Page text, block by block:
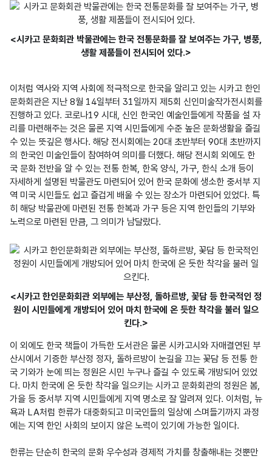
<시카고 문화회관 박물관에는 한국 전통문화를 잘 보여주는 가구, 병풍,
생활 제품들이 전시되어 있다.>
이처럼 역사와 지역 사회에 적극적으로 한국을 알리고 있는 시카고 한인
문화회관은 지난 8월 14일부터 31일까지 제5회 신인미술작가전시회를
진행하고 있다. 코로나19 시대, 신인 한국인 예술인들에게 작품을 설 자
리를 마련해주는 것은 물론 지역 시민들에게 수준 높은 문화생활을 즐길
수 있는 뜻깊은 행사다. 해당 전시회에는 20대 초반부터 90대 초반까지
의 한국인 미술인들이 참여하여 의미를 더했다. 해당 전시회 외에도 한
국 문화 전반을 알 수 있는 전통 한복, 한옥 양식, 가구, 한식 소개 등이
자세하게 설명된 박물관도 마련되어 있어 한국 문화에 생소한 중서부 지
역 미국 시민들도 쉽고 즐겁게 배울 수 있는 장소가 마련되어 있었다. 특
히 해당 박물관에 마련된 전통 한복과 가구 등은 지역 한인들의 기부와
노력으로 마련된 만큼, 그 의미가 남달랐다.
<시카고 한인문화회관 외부에는 부산정, 돌하르방, 꽃담 등 한국적인 정
원이 시민들에게 개방되어 있어 마치 한국에 온 듯한 착각을 불러 일으
킨다.>
이 외에도 한국 책들이 가득한 도서관은 물론 시카고시와 자매결연된 부
산시에서 기증한 부산정 정자, 돌하르방이 눈길을 끄는 꽃담 등 전통 한
국 기와가 눈에 띄는 정원은 시민 누구나 즐길 수 있도록 개방되어 있었
다. 마치 한국에 온 듯한 착각을 일으키는 시카고 문화회관의 정원은 봄,
가을 등 중서부 지역 시민들에게 지역 명소로 잘 알려져 있다. 이처럼, 뉴
욕과 LA처럼 한류가 대중화되고 미국인들의 일상에 스며들기까지 과정
에는 지역 한인 사회의 보이지 않은 노력이 있기에 가능한 일이다.
한류는 단순히 한국의 문화 우수성과 경제적 가치를 창출해내는 것뿐만